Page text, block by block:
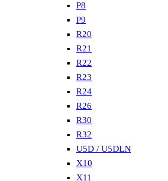
P8
P9
R20
R21
R22
R23
R24
R26
R30
R32
U5D / U5DLN
X10
X11